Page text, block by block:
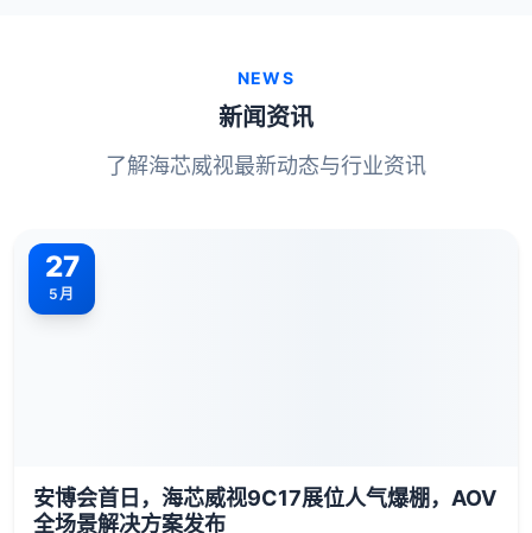
NEWS
新闻资讯
了解海芯威视最新动态与行业资讯
27
5月
安博会首日，海芯威视9C17展位人气爆棚，AOV
全场景解决方案发布